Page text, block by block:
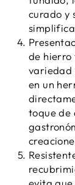
curado y
de hierro
variedad
en un
toque de